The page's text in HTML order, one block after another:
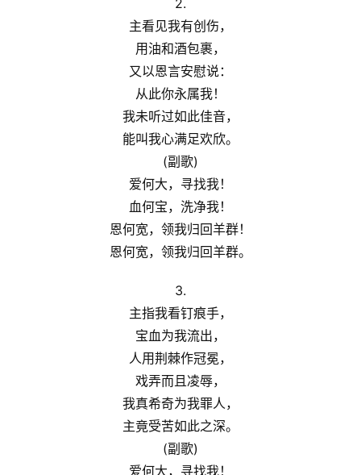
注册
2.
主看见我有创伤，
用油和酒包裹，
又以恩言安慰说：
从此你永属我！
我未听过如此佳音，
能叫我心满足欢欣。
(副歌)
爱何大，寻找我！
血何宝，洗净我！
恩何宽，领我归回羊群！
恩何宽，领我归回羊群。
3.
主指我看钉痕手，
宝血为我流出，
人用荆棘作冠冕，
戏弄而且凌辱，
我真希奇为我罪人，
主竟受苦如此之深。
(副歌)
爱何大，寻找我！